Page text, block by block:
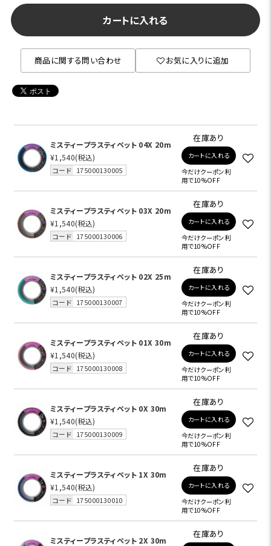
カートに入れる
商品に関する問い合わせ お気に入りに追加
ミスティープラスティペット 04X 20m
¥1,540(税込)
コード 175000130005
在庫あり
カートに入れる
今だけクーポン利
用で10%OFF
ミスティープラスティペット 03X 20m
¥1,540(税込)
コード 175000130006
在庫あり
カートに入れる
今だけクーポン利
用で10%OFF
ミスティープラスティペット 02X 25m
¥1,540(税込)
コード 175000130007
在庫あり
カートに入れる
今だけクーポン利
用で10%OFF
ミスティープラスティペット 01X 30m
¥1,540(税込)
コード 175000130008
在庫あり
カートに入れる
今だけクーポン利
用で10%OFF
ミスティープラスティペット 0X 30m
¥1,540(税込)
コード 175000130009
在庫あり
カートに入れる
今だけクーポン利
用で10%OFF
ミスティープラスティペット 1X 30m
¥1,540(税込)
コード 175000130010
在庫あり
カートに入れる
今だけクーポン利
用で10%OFF
ミスティープラスティペット 2X 30m
在庫あり